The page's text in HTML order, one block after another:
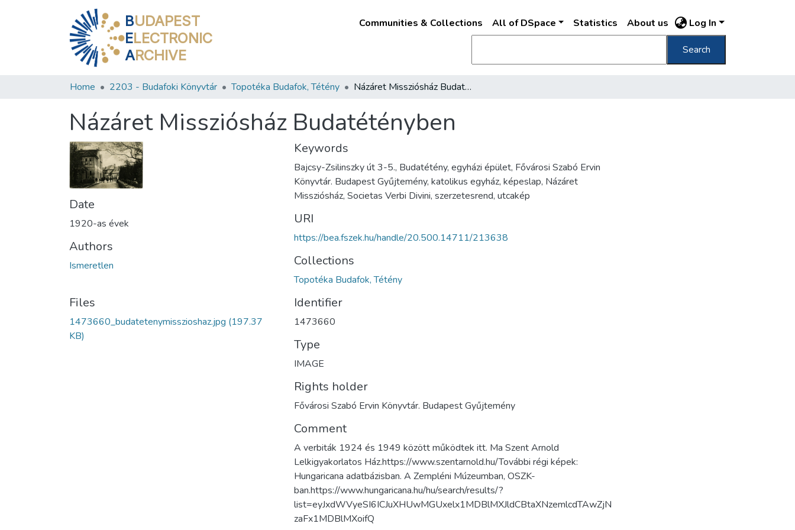
BUDAPEST
ELECTRONIC
ARCHIVE
Communities & Collections All of DSpace Statistics About us Log In
Search
Home 2203 - Budafoki Könyvtár Topotéka Budafok, Tétény Názáret Missziósház Budatétényben
Názáret Missziósház Budatétényben
Date
1920-as évek
Authors
Ismeretlen
Files
1473660_budatetenymisszioshaz.jpg (197.37
KB)
Keywords
Bajcsy-Zsilinszky út 3-5., Budatétény, egyházi épület, Fővárosi Szabó Ervin
Könyvtár. Budapest Gyűjtemény, katolikus egyház, képeslap, Názáret
Missziósház, Societas Verbi Divini, szerzetesrend, utcakép
URI
https://bea.fszek.hu/handle/20.500.14711/213638
Collections
Topotéka Budafok, Tétény
Identifier
1473660
Type
IMAGE
Rights holder
Fővárosi Szabó Ervin Könyvtár. Budapest Gyűjtemény
Comment
A verbiták 1924 és 1949 között működtek itt. Ma Szent Arnold
Lelkigyakorlatos Ház.https://www.szentarnold.hu/További régi képek:
Hungaricana adatbázisban. A Zempléni Múzeumban, OSZK-
ban.https://www.hungaricana.hu/hu/search/results/?
list=eyJxdWVyeSI6ICJuXHUwMGUxelx1MDBlMXJldCBtaXNzemlcdTAwZjN
zaFx1MDBlMXoifQ